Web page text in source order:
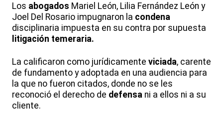
Los abogados Mariel León, Lilia Fernández León y
Joel Del Rosario impugnaron la condena
disciplinaria impuesta en su contra por supuesta
litigación temeraria.
La calificaron como jurídicamente viciada, carente
de fundamento y adoptada en una audiencia para
la que no fueron citados, donde no se les
reconoció el derecho de defensa ni a ellos ni a su
cliente.